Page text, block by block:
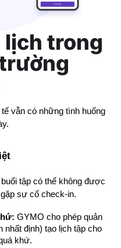
lịch trong
vẫn có những tình huống
tập có thể không được
sự cố check-in.
GYMO cho phép quản
nhất định) tạo lịch tập cho
khứ.